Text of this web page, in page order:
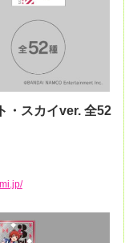
・スカイver. 全52